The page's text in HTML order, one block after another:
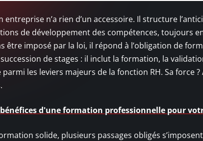
n’a rien d’un accessoire. Il structure
de développement des compétences, toujours
être imposé par la loi, il répond à l’obligation de
de stages : il inclut la formation, la
parmi les leviers majeurs de la fonction RH. Sa force
bénéfices d'une formation professionnelle pour
solide, plusieurs passages obligés